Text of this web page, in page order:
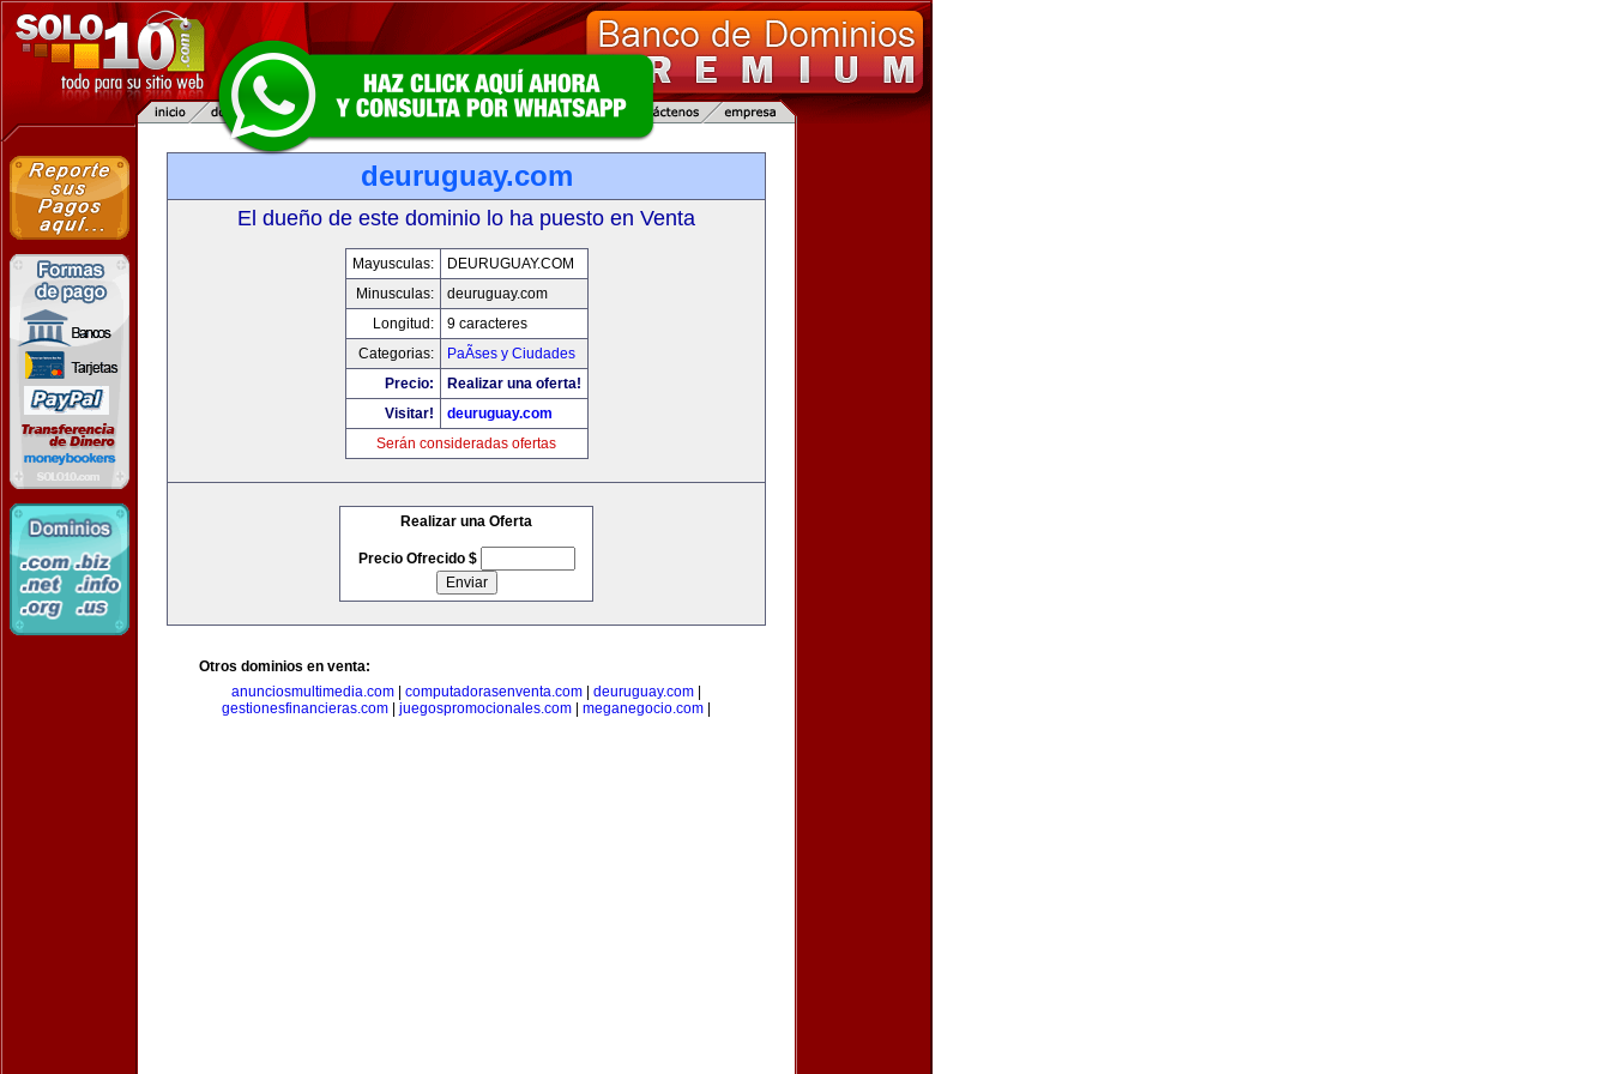
deuruguay.com
El dueño de este dominio lo ha puesto en Venta
Mayusculas:
DEURUGUAY.COM
Minusculas:
deuruguay.com
Longitud:
9 caracteres
Categorias:
PaÃ­ses y Ciudades
Precio:
Realizar una oferta!
Visitar!
deuruguay.com
Serán consideradas ofertas
Realizar una Oferta
Precio Ofrecido $
Otros dominios en venta:
anunciosmultimedia.com
computadorasenventa.com deuruguay.com
gestionesfinancieras.com
juegospromocionales.com meganegocio.com